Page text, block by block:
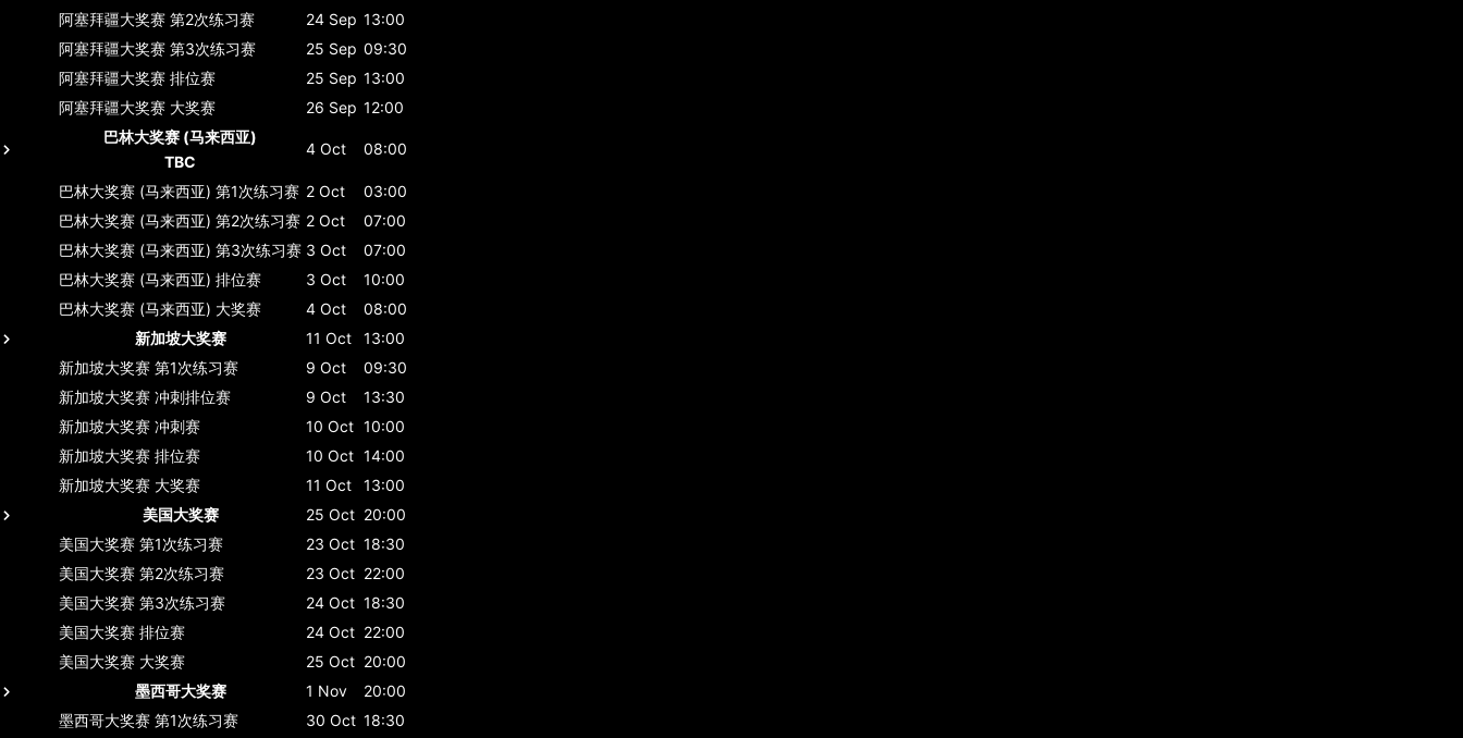
阿塞拜疆大奖赛 第2次练习赛 24 Sep 13:00
阿塞拜疆大奖赛 第3次练习赛 25 Sep 09:30
阿塞拜疆大奖赛 排位赛 25 Sep 13:00
阿塞拜疆大奖赛 大奖赛 26 Sep 12:00
巴林大奖赛 (马来西亚)
TBC
4 Oct 08:00
巴林大奖赛 (马来西亚) 第1次练习赛 2 Oct
03:00
巴林大奖赛 (马来西亚) 第2次练习赛 2 Oct
07:00
巴林大奖赛 (马来西亚) 第3次练习赛 3 Oct
07:00
巴林大奖赛 (马来西亚) 排位赛 3 Oct
10:00
巴林大奖赛 (马来西亚) 大奖赛 4 Oct
08:00
新加坡大奖赛
11 Oct
13:00
新加坡大奖赛 第1次练习赛 9 Oct
09:30
新加坡大奖赛 冲刺排位赛 9 Oct
13:30
新加坡大奖赛 冲刺赛 10 Oct 10:00
新加坡大奖赛 排位赛 10 Oct 14:00
新加坡大奖赛 大奖赛 11 Oct
13:00
美国大奖赛
25 Oct 20:00
美国大奖赛 第1次练习赛 23 Oct 18:30
美国大奖赛 第2次练习赛 23 Oct 22:00
美国大奖赛 第3次练习赛 24 Oct 18:30
美国大奖赛 排位赛 24 Oct 22:00
美国大奖赛 大奖赛 25 Oct 20:00
墨西哥大奖赛
1 Nov
20:00
墨西哥大奖赛 第1次练习赛 30 Oct 18:30